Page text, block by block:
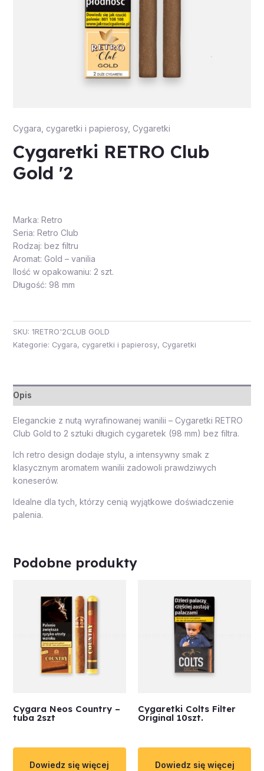
Cygara, cygaretki i papierosy, Cygaretki
Cygaretki RETRO Club
Gold '2
Marka: Retro
Seria: Retro Club
Rodzaj: bez filtru
Aromat: Gold – vanilia
Ilość w opakowaniu: 2 szt.
Długość: 98 mm
SKU: 1RETRO'2CLUB GOLD
Kategorie: Cygara, cygaretki i papierosy, Cygaretki
Opis
Eleganckie z nutą wyrafinowanej wanilii – Cygaretki RETRO
Club Gold to 2 sztuki długich cygaretek (98 mm) bez filtra.
Ich retro design dodaje stylu, a intensywny smak z
klasycznym aromatem wanilii zadowoli prawdziwych
koneserów.
Idealne dla tych, którzy cenią wyjątkowe doświadczenie
palenia.
Podobne produkty
Cygara Neos Country –
tuba 2szt
Dowiedz się więcej
Cygaretki Colts Filter
Original 10szt.
Dowiedz się więcej